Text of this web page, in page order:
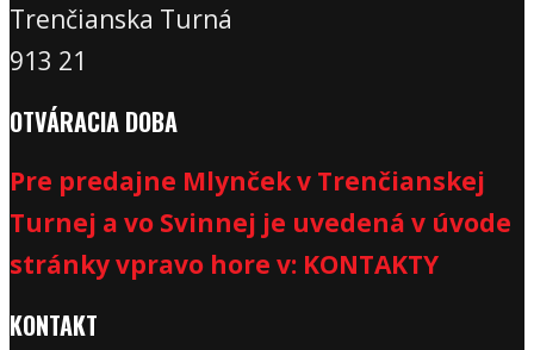
Trenčianska Turná
913 21
OTVÁRACIA DOBA
Pre predajne Mlynček v Trenčianskej
Turnej a vo Svinnej je uvedená v úvode
stránky vpravo hore v: KONTAKTY
KONTAKT